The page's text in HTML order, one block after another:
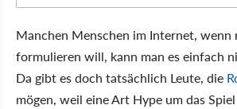
Manchen Menschen im Internet, wenn
formulieren will, kann man es einfach
Da gibt es doch tatsächlich Leute, die
mögen, weil eine Art Hype um das